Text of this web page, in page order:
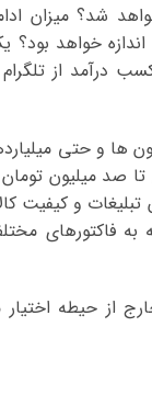
شد؟ میزان
خواهد بود؟
درآمد از
ها و حتی
تا صد میلیون
و کیفیت
فاکتورهای
از حیطه اختیار